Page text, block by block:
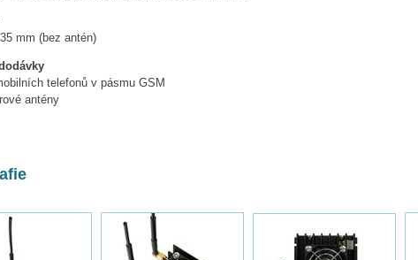
mm (bez antén)
telefonů v pásmu GSM
antény